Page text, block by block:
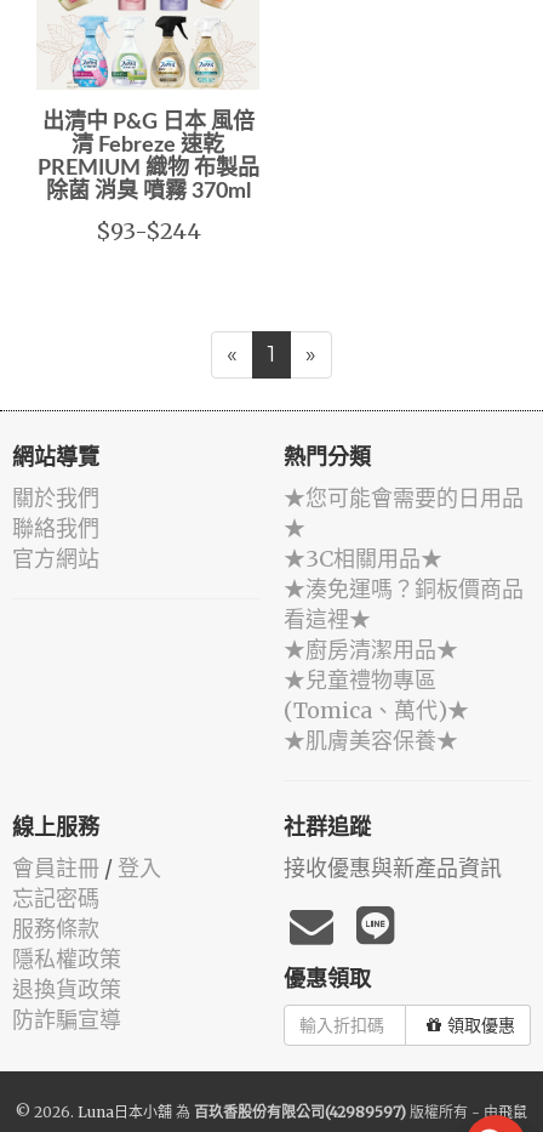
出清中 P&G 日本 風倍
清 Febreze 速乾
PREMIUM 織物 布製品
除菌 消臭 噴霧 370ml
$93-$244
« 1 »
網站導覽
關於我們
聯絡我們
官方網站
熱門分類
★您可能會需要的日用品
★
★3C相關用品★
★湊免運嗎？銅板價商品
看這裡★
★廚房清潔用品★
★兒童禮物專區
(Tomica、萬代)★
★肌膚美容保養★
線上服務
會員註冊 / 登入
忘記密碼
服務條款
隱私權政策
退換貨政策
防詐騙宣導
社群追蹤
接收優惠與新產品資訊
優惠領取
領取優惠
© 2026. Luna日本小舖 為 百玖香股份有限公司(42989597) 版權所有 - 由飛鼠